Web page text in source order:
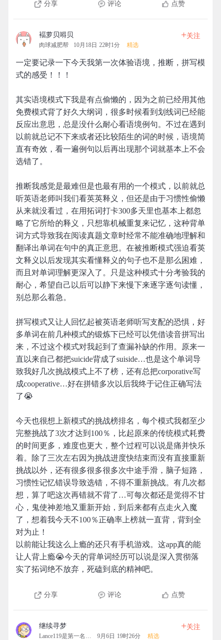
分享 评论 点赞
褔萝贝嘚贝
肉球减肥帮 10月18日 22时1分 精选
+关注
一定要记录一下今天我第一次体验语境，推断，拼写模
式的感受！！！
其实语境模式下我是有点偷懒的，因为之前已经用其他
免费模式背了好久大纲词，很多时候看到划线词已经能
反应出意思，总是没什么耐心看语境例句。不过在遇到
以前就总记不下来或者还比较陌生的词的时候，语境简
直有奇效，看一遍例句以后再出现那个词就基本上不会
选错了。
推断我感觉是最难但是也最有用的一个模式，以前就总
听英语老师叫我们看英英释义，但还是由于习惯性偷懒
从来就没看过，在用拓词打卡300多天里也基本上都忽
略了它所给的释义，只想靠机械重复来记忆，这种背单
词方式导致我在阅读真题文章时经常不能准确地理解和
翻译出单词在句中的真正意思。在被推断模式强迫看英
文释义以后发现其实看懂释义的句子也不是那么困难，
而且对单词理解更深入了。只是这种模式十分考验我的
耐心，希望自己以后可以静下来慢下来逐字逐句读懂，
别总那么着急。
拼写模式又让人回忆起被英语老师听写支配的恐惧，好
多单词在前几种模式的锻炼下已经可以凭借读音拼写出
来，不过这个模式对我起到了查漏补缺的作用。原来一
直以来自己都把suicide背成了suiside…也是这个单词导
致我好几次挑战模式上不了榜，还有总把corporative写
成cooperative…好在拼错多次以后我终于记住正确写法
了😭
今天也很想上新模式的挑战榜排名，每个模式我都至少
完整挑战了3次才达到100％，比起原来的传统模式耗费
的时间更多，难度也更大，整个过程可以说是痛并快乐
着。除了三次左右因为挑战进度快结束而没有直接重新
挑战以外，还有很多很多很多次中途手滑，脑子短路，
习惯性记忆错误导致选错，不得不重新挑战。有几次都
想，算了吧这次再错就不背了…可每次都还是觉得不甘
心，鬼使神差地又重新开始，到后来都有点走火入魔
了，想着我今天不100％正确率上榜就一直背，背到全
对为止！
以前能让我这么上瘾的还只有手机游戏。这app真的能
让人背上瘾😭今天的背单词经历可以说是深入贯彻落
实了拓词绝不放弃，死磕到底的精神吧。
分享 评论 点赞
继续寻梦
Lance119是第一名的拓团 9月6日 19时26分 精选
+关注